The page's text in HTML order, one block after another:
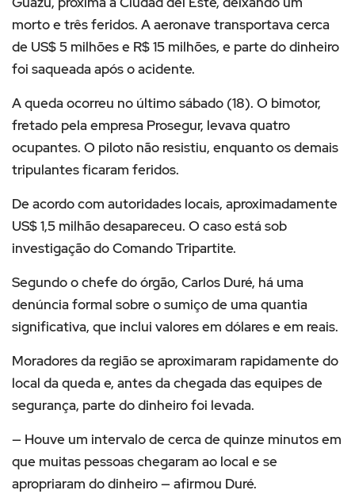
morto e três feridos. A aeronave transportava cerca
de US$ 5 milhões e R$ 15 milhões, e parte do dinheiro
foi saqueada após o acidente.
A queda ocorreu no último sábado (18). O bimotor,
fretado pela empresa Prosegur, levava quatro
ocupantes. O piloto não resistiu, enquanto os demais
tripulantes ficaram feridos.
De acordo com autoridades locais, aproximadamente
US$ 1,5 milhão desapareceu. O caso está sob
investigação do Comando Tripartite.
Segundo o chefe do órgão, Carlos Duré, há uma
denúncia formal sobre o sumiço de uma quantia
significativa, que inclui valores em dólares e em reais.
Moradores da região se aproximaram rapidamente do
local da queda e, antes da chegada das equipes de
segurança, parte do dinheiro foi levada.
— Houve um intervalo de cerca de quinze minutos em
que muitas pessoas chegaram ao local e se
apropriaram do dinheiro — afirmou Duré.